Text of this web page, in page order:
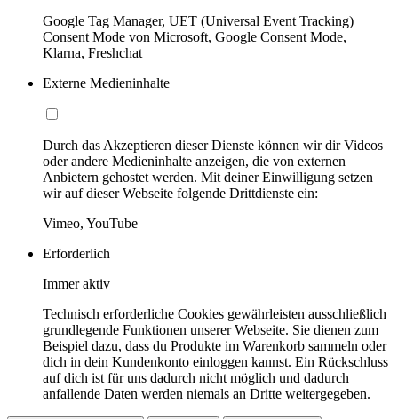
Google Tag Manager, UET (Universal Event Tracking)
Consent Mode von Microsoft, Google Consent Mode,
Klarna, Freshchat
Externe Medieninhalte
Durch das Akzeptieren dieser Dienste können wir dir Videos
oder andere Medieninhalte anzeigen, die von externen
Anbietern gehostet werden. Mit deiner Einwilligung setzen
wir auf dieser Webseite folgende Drittdienste ein:
Vimeo, YouTube
Erforderlich
Immer aktiv
Technisch erforderliche Cookies gewährleisten ausschließlich
grundlegende Funktionen unserer Webseite. Sie dienen zum
Beispiel dazu, dass du Produkte im Warenkorb sammeln oder
dich in dein Kundenkonto einloggen kannst. Ein Rückschluss
auf dich ist für uns dadurch nicht möglich und dadurch
anfallende Daten werden niemals an Dritte weitergegeben.